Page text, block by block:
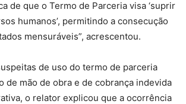
de que o Termo de Parceria visa ‘suprir
humanos’, permitindo a consecução
mensuráveis”, acrescentou.
de uso do termo de parceria
de mão de obra e de cobrança indevida
o relator explicou que a ocorrência